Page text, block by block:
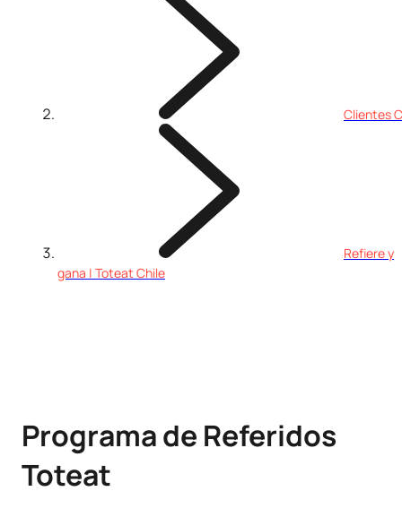
Clientes
Refiere y
gana | Toteat Chile
Programa de Referidos
Toteat